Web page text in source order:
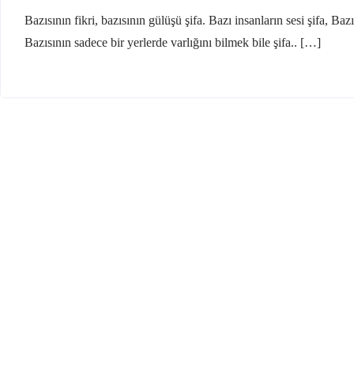
Bazısının fikri, bazısının gülüşü şifa. Bazı insanların sesi şifa,
Bazısının sadece bir yerlerde varlığını bilmek bile şifa.. […]